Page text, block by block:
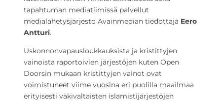
tapahtuman mediatiimissä palvellut
medialähetysjärjestö Avainmedian tiedottaja Eero
Antturi.
Uskonnonvapausloukkauksista ja kristittyjen
vainoista raportoivien järjestöjen kuten Open
Doorsin mukaan kristittyjen vainot ovat
voimistuneet viime vuosina eri puolilla maailmaa
erityisesti väkivaltaisten islamistijärjestöjen